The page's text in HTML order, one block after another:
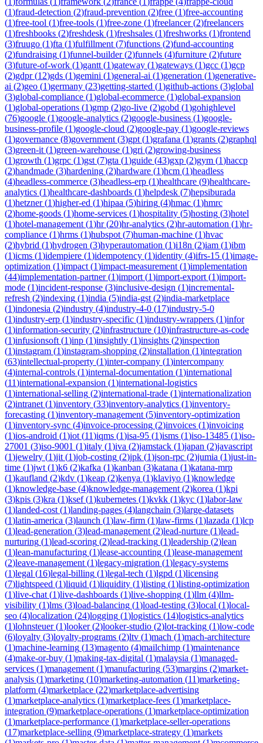
(1)fraud-detection (2)fraud-prevention (2)free (1)free-accounting
(1)free-tool (1)free-tools (1)free-zone (1)freelancer(2)freelancers
(1)freshbooks (2)freshdesk (1)freshsales (1)freshworks (1)frontend
(3)fruugo (1)fta (1)fulfillment (7)functions (2)fund-accounting
(2)fundraising (1)funnel-builder(2)funnels (4)furniture (2)future
(3)future-of-work (1)gantt (1)gateway (1)gateways (1)gcc (1)gcp
(2)gdpr(12)gds (1)gemini (1)general-ai (1)generation (1)generative-
ai (2)geo (1)germany (23)getting-started (1)github-actions (3)global
(3)global-compliance (1)global-ecommerce (1)global-expansion
(1)global-operations (1)gmp (2)go-live (2)gobd (1)gohighlevel
(76)google (1)google-analytics (2)google-business (1)google-
business-profile (1)google-cloud (2)google-pay (1)google-reviews
(1)governance (8)government (3)gpt (1)grafana (1)grants (2)graphql
(3)green-it (1)green-warehouse (1)gri (2)growing-business
(1)growth (1)grpc (1)gst (7)gta (1)guide (43)gxp (2)gym (1)haccp
(2)handmade (3)hardening (2)hardware (1)hcm (1)headless
(4)headless-commerce (3)headless-erp (1)healthcare (9)healthcare-
analytics (1)healthcare-dashboards (1)helpdesk (7)hepsiburada
(1)hetzner(1)higher-ed (1)hipaa (5)hiring (4)hmac (1)hmrc
(2)home-goods (1)home-services (1)hospitality (5)hosting (3)hotel
(1)hotel-management (1)hr(20)hr-analytics (2)hr-automation (1)hr-
compliance (1)hrms (1)hubspot (7)human-machine (1)hvac
(2)hybrid (1)hydrogen (3)hyperautomation (1)i18n (2)iam (1)ibm
(1)icms (1)idempiere (1)idempotency (1)identity (4)ifrs-15 (1)image-
optimization (1)impact (1)impact-measurement (1)implementation
(44)implementation-partner(1)import (1)import-export (1)import-
mode (1)incident-response (3)inclusive-design (1)incremental-
refresh (2)indexing (1)india (5)india-gst (2)india-marketplace
(1)indonesia (2)industry (4)industry-4-0 (17)industry-5-0
(1)industry-erp (1)industry-specific (1)industry-wrappers (1)infor
(1)information-security (2)infrastructure (10)infrastructure-as-code
(1)infusionsoft (1)inp (1)insightly (1)insights (2)inspection
(1)instagram (1)instagram-shopping (2)installation (1)integration
(63)intellectual-property (1)inter-company (1)intercompany
(4)internal-controls (1)internal-documentation (1)international
(11)international-expansion (1)international-logistics
(1)international-selling (2)international-trade (1)internationalization
(2)intranet (1)inventory (33)inventory-analytics (1)inventory-
forecasting (1)inventory-management (5)inventory-optimization
(1)inventory-sync (4)invoice-processing (2)invoices (1)invoicing
(1)ios-android (1)iot (11)iqms (1)isa-95 (1)isms (1)iso-13485 (1)iso-
27001 (3)iso-9001 (1)italy (1)iva (2)jamstack (1)japan (2)javascript
(1)jewelry (1)jit (1)job-costing (2)jpk (1)json-rpc (2)jumia (1)just-in-
time (1)jwt (1)k6 (2)kafka (1)kanban (3)katana (1)katana-mrp
(1)kaufland (2)kdv (1)keap (2)kenya (1)klaviyo (1)knowledge
(1)knowledge-base (4)knowledge-management (2)korea (1)kpi
(3)kpis (3)kra (1)ksef(1)kubernetes (1)kvkk (1)kyc (1)labor-law
(1)landed-cost (1)landing-pages (4)langchain (3)large-datasets
(1)latin-america (3)launch (1)law-firm (1)law-firms (1)lazada (1)lcp
(1)lead-generation (3)lead-management (2)lead-nurture (1)lead-
nurturing (1)lead-scoring (2)lead-tracking (1)leadership (2)lean
(1)lean-manufacturing (1)lease-accounting (1)lease-management
(2)leave-management (1)legacy-migration (1)legacy-systems
(1)legal (16)legal-billing (1)legal-tech (1)lgpd (1)licensing
(7)lightspeed (1)liquid (1)liquidity (1)listing (1)listing-optimization
(1)live-chat (1)live-dashboards (1)live-shopping (1)llm (4)llm-
visibility (1)lms (3)load-balancing (1)load-testing (3)local (1)local-
seo (4)localization (24)logging (1)logistics (14)logistics-analytics
(1)lohnsteuer(1)looker(2)looker-studio (2)lot-tracking (1)low-code
(6)loyalty (3)loyalty-programs (2)ltv (1)mach (1)mach-architecture
(1)machine-learning (13)magento (4)mailchimp (1)maintenance
(4)make-or-buy (1)making-tax-digital (1)malaysia (1)managed-
services (1)management (1)manufacturing (53)margins (2)market-
analysis (1)marketing (10)marketing-automation (11)marketing-
platform (4)marketplace (22)marketplace-advertising
(1)marketplace-analytics (1)marketplace-fees (1)marketplace-
integration (9)marketplace-operations (1)marketplace-optimization
(1)marketplace-performance (1)marketplace-seller-operations
(17)marketplace-selling (9)marketplace-strategy (1)markets